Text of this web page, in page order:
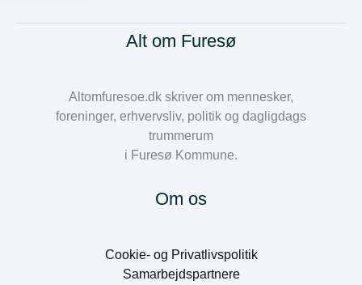
Alt om Furesø
Altomfuresoe.dk skriver om mennesker,
foreninger, erhvervsliv, politik og dagligdags
trummerum
i Furesø Kommune.
Om os
Cookie- og Privatlivspolitik
Samarbejdspartnere